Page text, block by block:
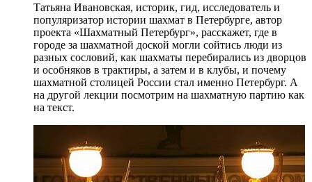
Татьяна Ивановская, историк, гид, исследователь и
популяризатор истории шахмат в Петербурге, автор
проекта «Шахматный Петербург», расскажет, где в
городе за шахматной доской могли сойтись люди из
разных сословий, как шахматы перебирались из дворцов
и особняков в трактиры, а затем и в клубы, и почему
шахматной столицей России стал именно Петербург. А
на другой лекции посмотрим на шахматную партию как
на текст.